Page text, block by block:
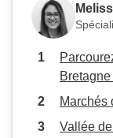
Marchés
Vallée